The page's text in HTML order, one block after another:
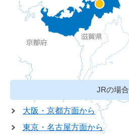
JRの場合
大阪・京都方面から
東京・名古屋方面から